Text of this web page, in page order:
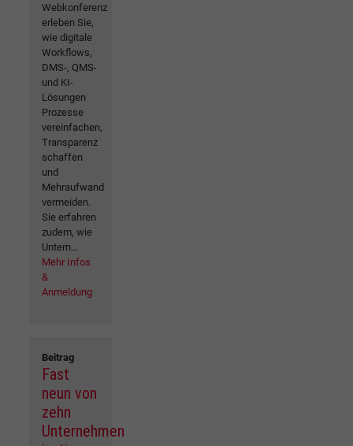
Webkonferenz
erleben Sie,
wie digitale
Workflows,
DMS-, QMS-
und KI-
Lösungen
Prozesse
vereinfachen,
Transparenz
schaffen
und
Mehraufwand
vermeiden.
Sie erfahren
zudem, wie
Untern...
Mehr Infos
&
Anmeldung
Beitrag
Fast
neun von
zehn
Unternehmen